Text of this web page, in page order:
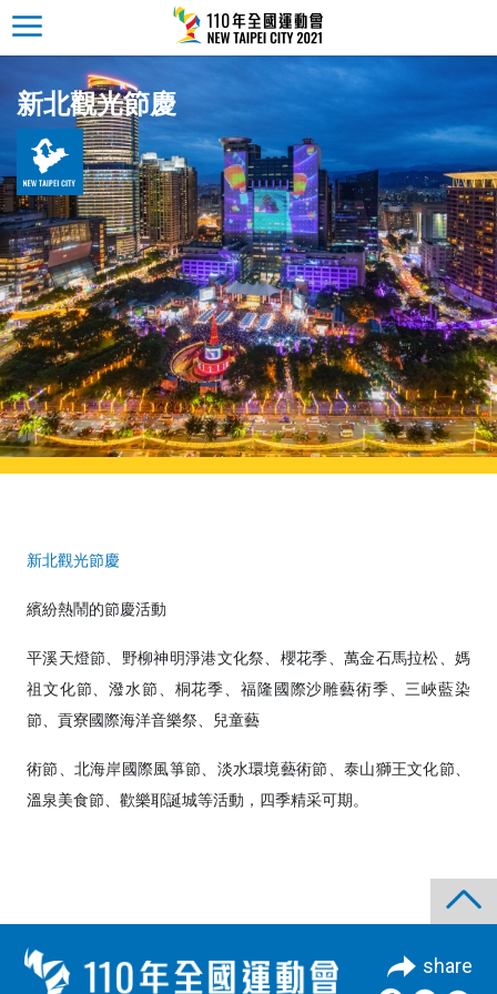
新北觀光節慶
新北觀光節慶
繽紛熱鬧的節慶活動
平溪天燈節、野柳神明淨港文化祭、櫻花季、萬金石馬拉松、媽
祖文化節、潑水節、桐花季、福隆國際沙雕藝術季、三峽藍染
節、貢寮國際海洋音樂祭、兒童藝
術節、北海岸國際風箏節、淡水環境藝術節、泰山獅王文化節、
溫泉美食節、歡樂耶誕城等活動，四季精采可期。
share